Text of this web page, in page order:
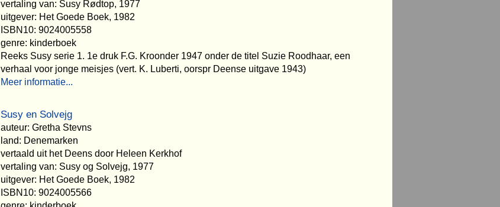
vertaling van: Susy Rødtop, 1977
uitgever: Het Goede Boek, 1982
ISBN10: 9024005558
genre: kinderboek
Reeks Susy serie 1. 1e druk F.G. Kroonder 1947 onder de titel Suzie Roodhaar, een
verhaal voor jonge meisjes (vert. K. Luberti, oorspr Deense uitgave 1943)
Meer informatie...
Susy en Solvejg
auteur: Gretha Stevns
land: Denemarken
vertaald uit het Deens door Heleen Kerkhof
vertaling van: Susy og Solvejg, 1977
uitgever: Het Goede Boek, 1982
ISBN10: 9024005566